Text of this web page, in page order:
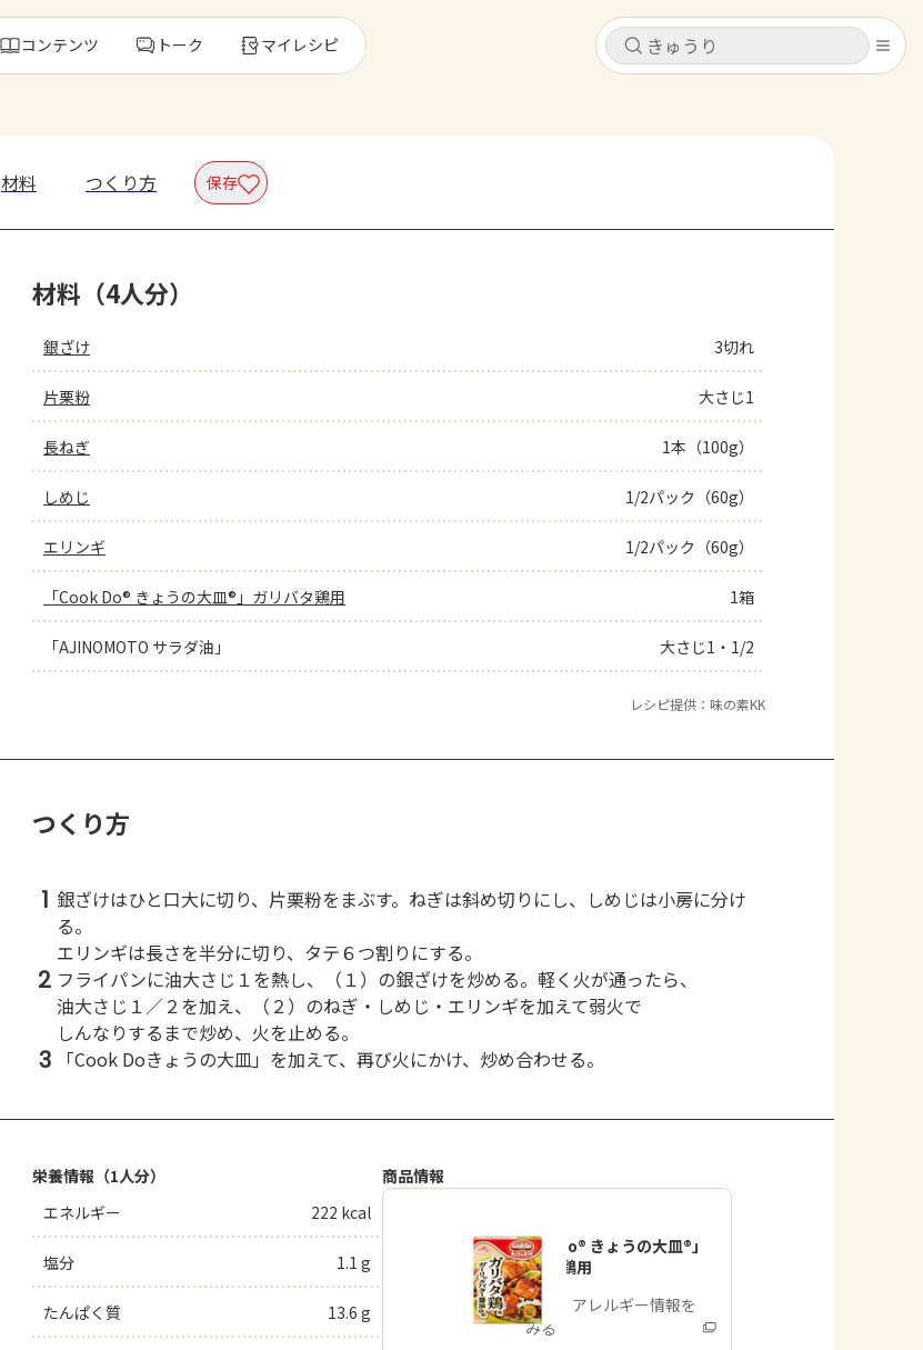
キャンセル
レシピ
トーク
よくあるお問い合わせ
AJINOMOTO PARK とは
キャンセル
コンテンツ トーク マイレシピ
もっと見る
材料 つくり方 保存
材料（4人分）
銀ざけ 3切れ
片栗粉 大さじ1
長ねぎ 1本（100g）
しめじ 1/2パック（60g）
エリンギ 1/2パック（60g）
「Cook Do® きょうの大皿®」ガリバタ鶏用 1箱
「AJINOMOTO サラダ油」 大さじ1・1/2
レシピ提供：味の素KK
つくり方
1 銀ざけはひと口大に切り、片栗粉をまぶす。ねぎは斜め切りにし、しめじは小房に分け
る。
エリンギは長さを半分に切り、タテ６つ割りにする。
2 フライパンに油大さじ１を熱し、（１）の銀ざけを炒める。軽く火が通ったら、
油大さじ１／２を加え、（２）のねぎ・しめじ・エリンギを加えて弱火で
しんなりするまで炒め、火を止める。
3 「Cook Doきょうの大皿」を加えて、再び火にかけ、炒め合わせる。
栄養情報（1人分）
エネルギー
222 kcal
塩分 1.1 g
たんぱく質 13.6 g
商品情報
「Cook Do® きょうの大皿®」
ガリバタ鶏用
商品・アレルギー情報を
みる